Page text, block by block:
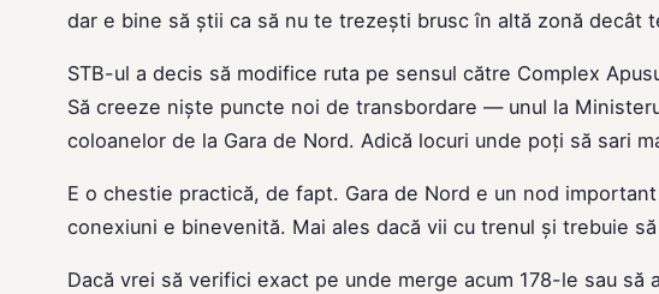
dar e bine să știi ca să nu te trezești brusc în altă zonă decât
STB-ul a decis să modifice ruta pe sensul către Complex
Să creeze niște puncte noi de transbordare — unul la
coloanelor de la Gara de Nord. Adică locuri unde poți să sari
E o chestie practică, de fapt. Gara de Nord e un nod
conexiuni e binevenită. Mai ales dacă vii cu trenul și trebuie
Dacă vrei să verifici exact pe unde merge acum 178-le sau să